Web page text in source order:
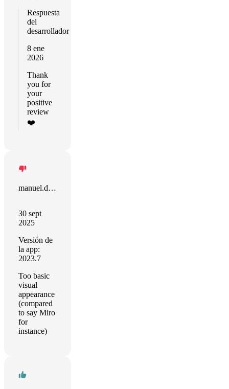
Respuesta
del
desarrollador
8 ene
2026
Thank
you for
your
positive
review
❤️
manuel.deloche
30 sept
2025
Versión de
la app:
2023.7
Too basic
visual
appearance
(compared
to say Miro
for
instance)